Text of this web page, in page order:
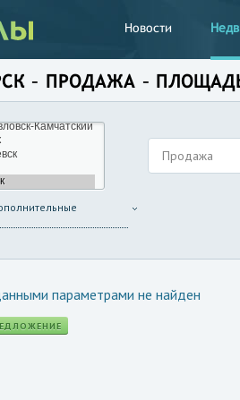
Новости
– ПРОДАЖА –
Продажа
параметрами не найден